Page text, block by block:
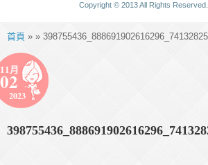
Copyright © 2013 All Rights
首頁 » »
11月
02
2023